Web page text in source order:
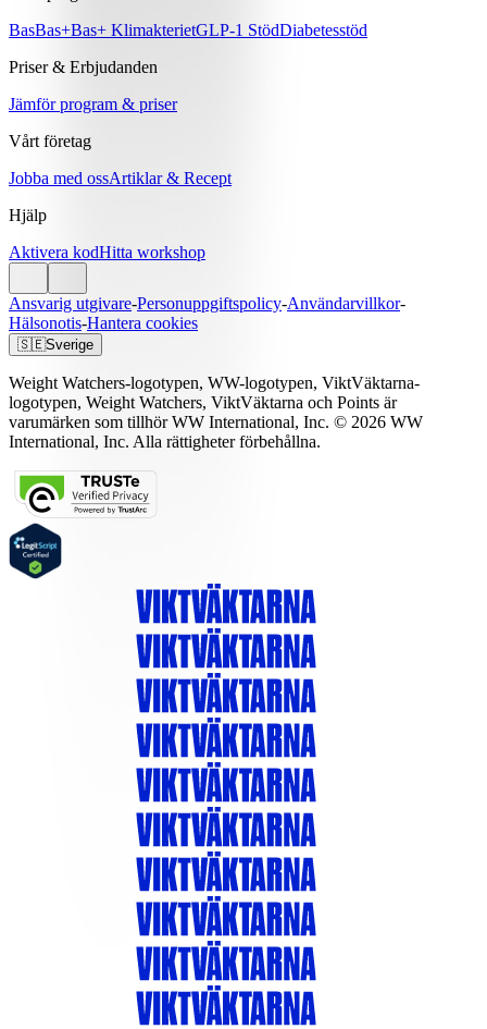
BasBas+Bas+ KlimakterietGLP-1 StödDiabetesstöd
Priser & Erbjudanden
Jämför program & priser
Vårt företag
Jobba med ossArtiklar & Recept
Hjälp
Aktivera kodHitta workshop
Ansvarig utgivare-Personuppgiftspolicy-Användarvillkor-
Hälsonotis-Hantera cookies
🇸🇪Sverige
Weight Watchers-logotypen, WW-logotypen, ViktVäktarna-
logotypen, Weight Watchers, ViktVäktarna och Points är
varumärken som tillhör WW International, Inc. © 2026 WW
International, Inc. Alla rättigheter förbehållna.